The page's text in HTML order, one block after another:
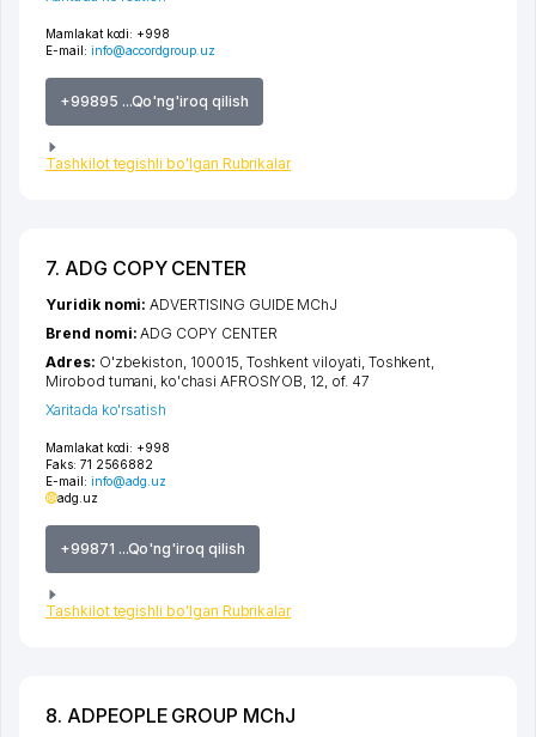
Mamlakat kodi: +998
E-mail: info@accordgroup.uz
+99895 ...Qo'ng'iroq qilish
Tashkilot tegishli bo'lgan Rubrikalar
7. ADG COPY CENTER
Mamlakat kodi: +998
Faks: 71 2566882
E-mail: info@adg.uz
adg.uz
+99871 ...Qo'ng'iroq qilish
Tashkilot tegishli bo'lgan Rubrikalar
Yuridik nomi:ADVERTISING GUIDE MChJ
Brend nomi:ADG COPY CENTER
Adres: O'zbekiston, 100015, Toshkent viloyati Toshkent
Mirobod tumani ko'chasi AFROSIYOB , 12, of. 47
Xaritada ko'rsatish
8. ADPEOPLE GROUP MChJ